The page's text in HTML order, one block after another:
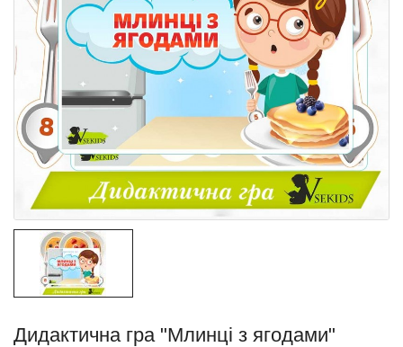
дитини»..
Дидактична гра "Млинці з ягодами"